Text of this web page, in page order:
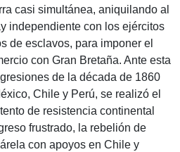
casi simultánea, aniquilando al
independiente con los ejércitos
de esclavos, para imponer el
con Gran Bretaña. Ante esta
de la década de 1860
Chile y Perú, se realizó el
de resistencia continental
frustrado, la rebelión de
con apoyos en Chile y